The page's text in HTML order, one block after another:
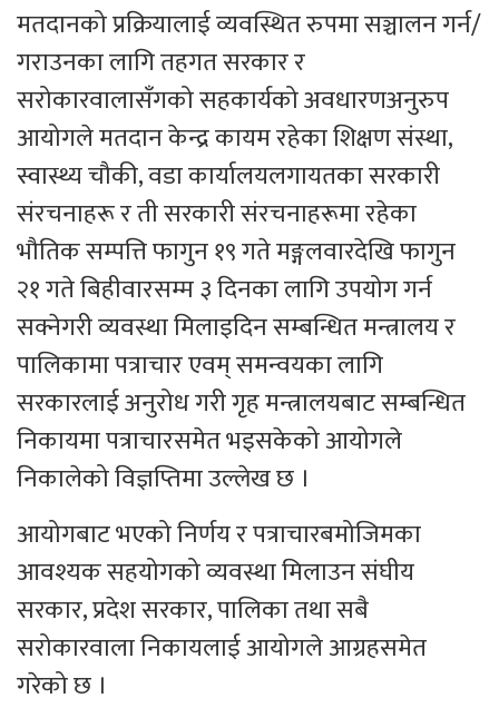
मतदानको प्रक्रियालाई व्यवस्थित रुपमा सञ्चालन गर्न/
गराउनका लागि तहगत सरकार र
सरोकारवालासँगको सहकार्यको अवधारणअनुरुप
आयोगले मतदान केन्द्र कायम रहेका शिक्षण संस्था,
स्वास्थ्य चौकी, वडा कार्यालयलगायतका सरकारी
संरचनाहरू र ती सरकारी संरचनाहरूमा रहेका
भौतिक सम्पत्ति फागुन १९ गते मङ्गलवारदेखि फागुन
२१ गते बिहीवारसम्म ३ दिनका लागि उपयोग गर्न
सक्नेगरी व्यवस्था मिलाइदिन सम्बन्धित मन्त्रालय र
पालिकामा पत्राचार एवम् समन्वयका लागि
सरकारलाई अनुरोध गरी गृह मन्त्रालयबाट सम्बन्धित
निकायमा पत्राचारसमेत भइसकेको आयोगले
निकालेको विज्ञप्तिमा उल्लेख छ ।
आयोगबाट भएको निर्णय र पत्राचारबमोजिमका
आवश्यक सहयोगको व्यवस्था मिलाउन संघीय
सरकार, प्रदेश सरकार, पालिका तथा सबै
सरोकारवाला निकायलाई आयोगले आग्रहसमेत
गरेको छ ।